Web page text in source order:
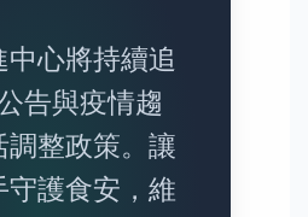
中心將持續追
告與疫情趨
調整政策。讓
守護食安，維